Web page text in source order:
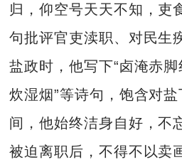
归，仰空号天天不知，吏
句批评官吏渎职、对民生
盐政时，他写下“卤淹赤
炊湿烟”等诗句，饱含对
间，他始终洁身自好，不
被迫离职后，不得不以卖